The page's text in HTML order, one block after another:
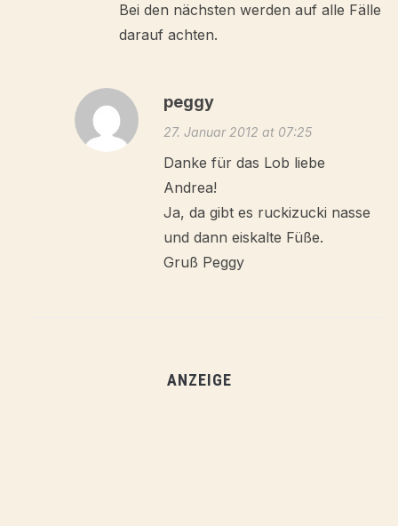
Bei den nächsten werden auf alle Fälle
darauf achten.
peggy
27. Januar 2012 at 07:25
Danke für das Lob liebe
Andrea!
Ja, da gibt es ruckizucki nasse
und dann eiskalte Füße.
Gruß Peggy
ANZEIGE